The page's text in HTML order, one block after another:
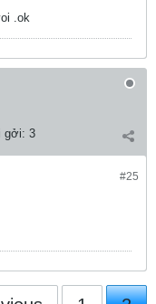
.ok
gởi: 3
#25